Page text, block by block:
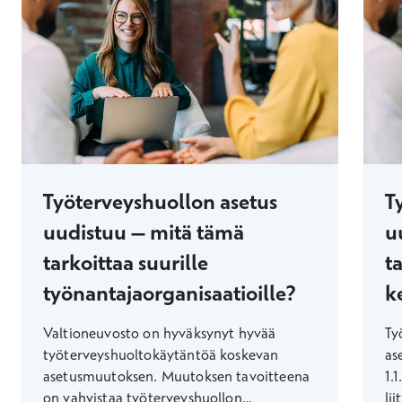
Työterveyshuollon asetus
uudistuu – mitä tämä
tarkoittaa suurille
työnantajaorganisaatioille?
Valtioneuvosto on hyväksynyt hyvää
työterveyshuoltokäytäntöä koskevan
asetusmuutoksen. Muutoksen tavoitteena
on vahvistaa työterveyshuollon